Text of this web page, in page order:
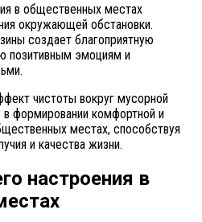
в общественных местах
окружающей обстановки.
создает благоприятную
позитивным эмоциям и
чистоты вокруг мусорной
формировании комфортной и
местах, способствуя
и качества жизни.
настроения в